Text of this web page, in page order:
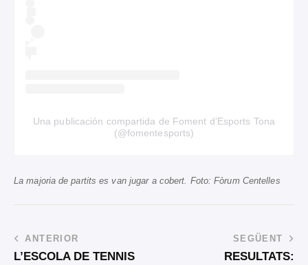
Una publicación compartida de Foment d’Esports Tona
(@fomentesports)
La majoria de partits es van jugar a cobert. Foto: Fòrum Centelles
ANTERIOR
L’ESCOLA DE TENNIS
SEGÜENT
RESULTATS: